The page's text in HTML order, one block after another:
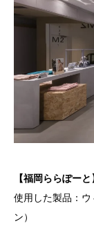
【福岡ららぽーと
使用した製品：
ン）